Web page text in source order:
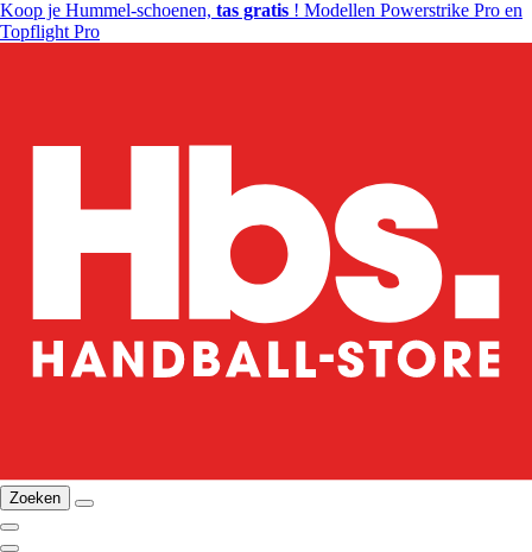
Koop je Hummel-schoenen, tas gratis ! Modellen Powerstrike Pro en
Topflight Pro
Zoeken